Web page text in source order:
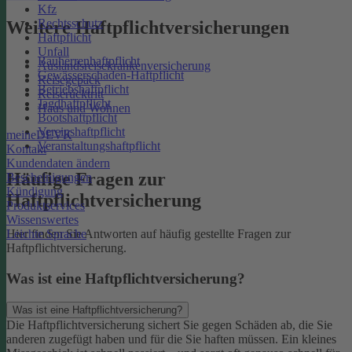
Kfz
Rechtsschutz
Haftpflicht
Unfall
Auslandsreisekrankenversicherung
Reisegepäck
Reiserücktritt
Haus und Wohnen
meineDEVK
Kontakt
Kundendaten ändern
Bescheinigungen
Kündigung
Produktservices
Wissenswertes
Leichte Sprache
Weitere Haftpflichtversicherungen
Bauherrenhaftpflicht
Gewässerschaden-Haftpflicht
Betriebshaftpflicht
Jagdhaftpflicht
Bootshaftpflicht
Vereinshaftpflicht
Veranstaltungshaftpflicht
Häufige Fragen zur
Haftpflichtversicherung
Hier finden Sie Antworten auf häufig gestellte Fragen zur
Haftpflichtversicherung.
Was ist eine Haftpflichtversicherung?
Was ist eine Haftpflichtversicherung?
Die Haftpflichtversicherung sichert Sie gegen Schäden ab, die Sie
anderen zugefügt haben und für die Sie haften müssen. Ein kleines